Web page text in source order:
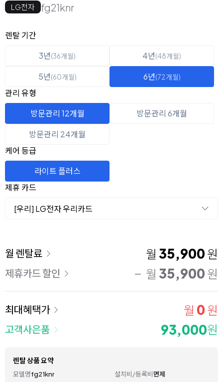
LG전자 fg21knr
옵션 선택
렌탈 선택
렌탈 기간
3년(36개월) 4년(48개월)
5년(60개월) 6년(72개월)
관리 유형
방문관리 12개월
방문관리 6개월
방문관리 24개월
케어 등급
라이트 플러스
제휴 카드
[우리] LG전자 우리카드
이용 요금
월 렌탈료 월 35,900 원
제휴카드 할인 월 35,900 원
최대혜택가 월 0 원
고객사은품 93,000원
렌탈 상품 요약
모델명fg21knr 설치비/등록비면제